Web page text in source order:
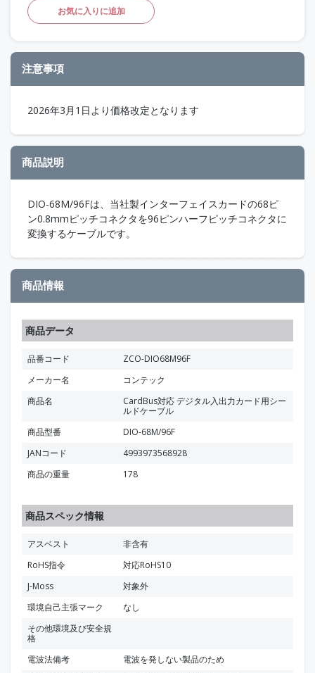
お気に入りに追加
注意事項
2026年3月1日より価格改定となります
商品説明
DIO-68M/96Fは、当社製インターフェイスカードの68ピ
ン0.8mmピッチコネクタを96ピンハーフピッチコネクタに
変換するケーブルです。
商品情報
商品データ
品番コード
ZCO-DIO68M96F
メーカー名
コンテック
商品名
CardBus対応 デジタル入出力カード用シー
ルドケーブル
商品型番
DIO-68M/96F
JANコード
4993973568928
商品の重量
178
商品スペック情報
アスベスト
非含有
RoHS指令
対応RoHS10
J-Moss
対象外
環境自己主張マーク
なし
その他環境及び安全規
格
電波法備考
電波を発しない製品のため